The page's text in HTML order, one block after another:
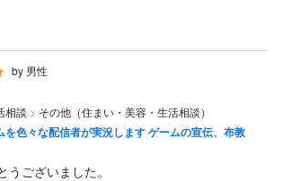
by 男性
相談 > その他（住まい・美容・生活相談）
を色々な配信者が実況します ゲームの宣伝、布教
うございました。